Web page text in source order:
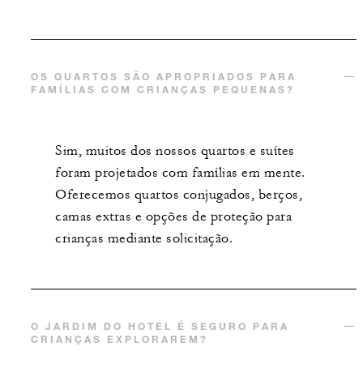
OS QUARTOS SÃO APROPRIADOS PARA
FAMÍLIAS COM CRIANÇAS PEQUENAS?
Sim, muitos dos nossos quartos e suítes
foram projetados com famílias em mente.
Oferecemos quartos conjugados, berços,
camas extras e opções de proteção para
crianças mediante solicitação.
O JARDIM DO HOTEL É SEGURO PARA
CRIANÇAS EXPLORAREM?